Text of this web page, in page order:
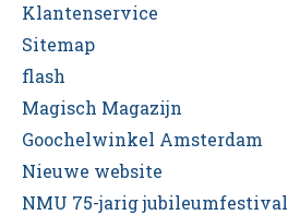
Klantenservice
Sitemap
flash
Magisch Magazijn
Goochelwinkel Amsterdam
Nieuwe website
NMU 75-jarig jubileumfestival